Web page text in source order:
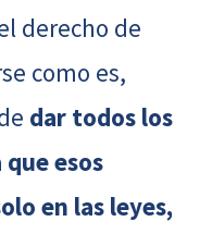
derecho de
como es,
dar todos los
que esos
en las leyes,